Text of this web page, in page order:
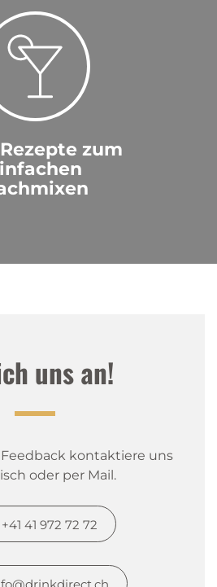
zum
uns an!
Feedback kontaktiere uns
oder per Mail.
+41 41 972 72 72